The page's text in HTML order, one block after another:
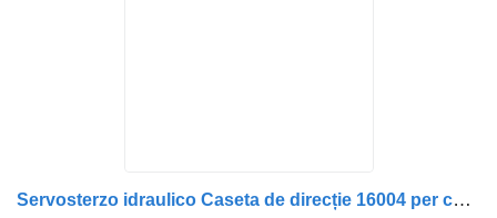
Servosterzo idraulico Caseta de direcție 16004 per camion Scania